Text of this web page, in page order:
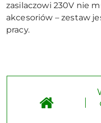
zasilaczowi 230V nie
akcesoriów – zestaw
pracy.